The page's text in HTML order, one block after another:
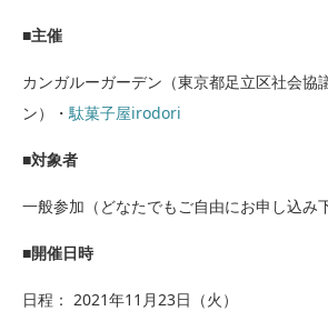
■主催
カンガルーガーデン（東京都足立区社会協
ン）・ 駄菓子屋irodori
■対象者
一般参加（どなたでもご自由にお申し込み
■開催日時
日程： 2021年11月23日（火）